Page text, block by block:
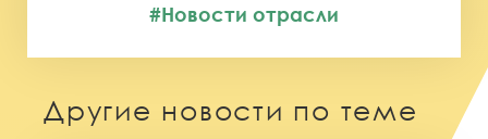
#Новости отрасли
Другие новости по теме